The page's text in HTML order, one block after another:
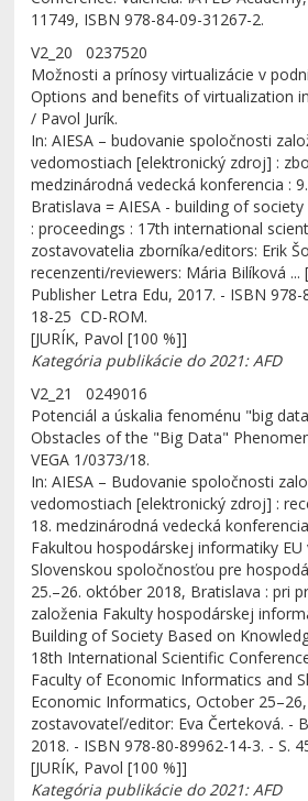
11749, ISBN 978-84-09-31267-2.
V2_20 0237520
Možnosti a prínosy virtualizácie v
Options and benefits of virtualization
/ Pavol Jurík.
In: AIESA – budovanie spoločnosti
vedomostiach [elektronický zdroj] :
medzinárodná vedecká konferencia :
Bratislava = AIESA - building of
: proceedings : 17th international
zostavovatelia zborníka/editors: Erik
recenzenti/reviewers: Mária Bilíková ...
Publisher Letra Edu, 2017. - ISBN 978-
18-25 CD-ROM.
[JURÍK, Pavol [100 %]]
Kategória publikácie do 2021: AFD
V2_21 0249016
Potenciál a úskalia fenoménu "big
Obstacles of the "Big Data"
VEGA 1/0373/18.
In: AIESA – Budovanie spoločnosti
vedomostiach [elektronický zdroj] :
18. medzinárodná vedecká
Fakultou hospodárskej informatiky EU
Slovenskou spoločnosťou pre
25.–26. október 2018, Bratislava : pri
založenia Fakulty hospodárskej
Building of Society Based on
18th International Scientific
Faculty of Economic Informatics and
Economic Informatics, October
zostavovateľ/editor: Eva Čerteková. -
2018. - ISBN 978-80-89962-14-3. - S.
[JURÍK, Pavol [100 %]]
Kategória publikácie do 2021: AFD